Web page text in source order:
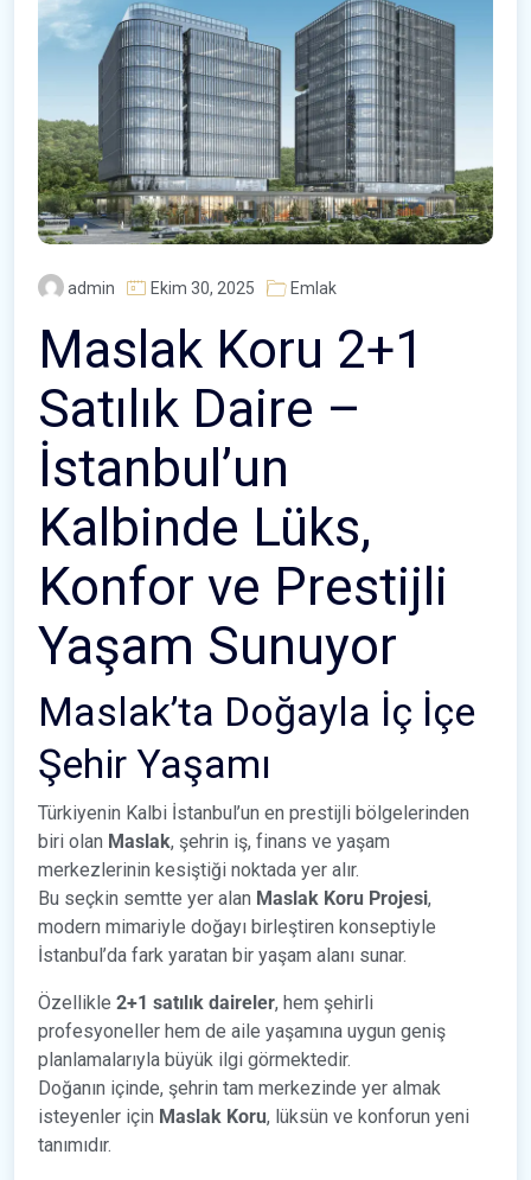
admin Ekim 30, 2025 Emlak
Maslak Koru 2+1
Satılık Daire –
İstanbul’un
Kalbinde Lüks,
Konfor ve Prestijli
Yaşam Sunuyor
Maslak’ta Doğayla İç İçe
Şehir Yaşamı
Türkiyenin Kalbi İstanbul’un en prestijli bölgelerinden
biri olan Maslak, şehrin iş, finans ve yaşam
merkezlerinin kesiştiği noktada yer alır.
Bu seçkin semtte yer alan Maslak Koru Projesi,
modern mimariyle doğayı birleştiren konseptiyle
İstanbul’da fark yaratan bir yaşam alanı sunar.
Özellikle 2+1 satılık daireler, hem şehirli
profesyoneller hem de aile yaşamına uygun geniş
planlamalarıyla büyük ilgi görmektedir.
Doğanın içinde, şehrin tam merkezinde yer almak
isteyenler için Maslak Koru, lüksün ve konforun yeni
tanımıdır.